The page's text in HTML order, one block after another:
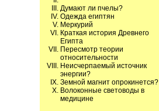
Думают ли пчелы?
Одежда египтян
Меркурий
Краткая история Древнего
Египта
Пересмотр теории
относительности
Неисчерпаемый источник
энергии?
Земной магнит опрокинется?
Волоконные световоды в
медицине